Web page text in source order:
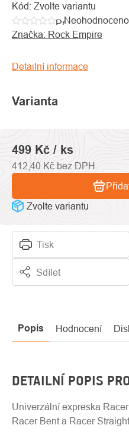
Kód: Zvolte variantu
Průměrné
hodnocení
je
5
Neohodnoceno
Značka: Rock Empire
Varianta
Detailní informace
Tisk
Sdílet
499 Kč / ks
412,40 Kč bez DPH
Zvolte variantu
Popis Hodnocení
DETAILNÍ POPIS
Univerzální expreska
Racer Bent a Racer Straight.